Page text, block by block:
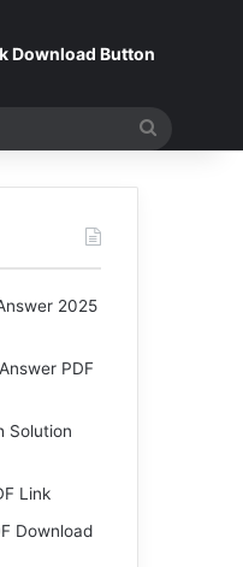
Download Button
2025
PDF
Solution
Link
Download